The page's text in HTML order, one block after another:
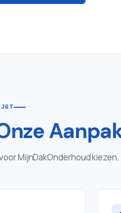
MijnDakOnderhoud kiezen.